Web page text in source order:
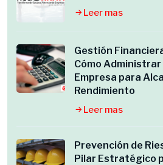
Leer mas
Gestión
Cómo Administrar
Empresa para
Rendimiento
Leer mas
Prevención de
Pilar Estratégico